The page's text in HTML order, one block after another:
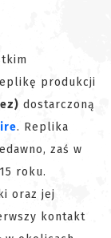
produkcji
dostarczoną
. Replika
zaś w
roku.
oraz jej
kontakt